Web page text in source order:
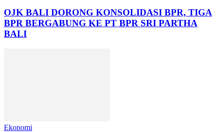
OJK BALI DORONG KONSOLIDASI BPR, TIGA
BPR BERGABUNG KE PT BPR SRI PARTHA
BALI
Ekonomi